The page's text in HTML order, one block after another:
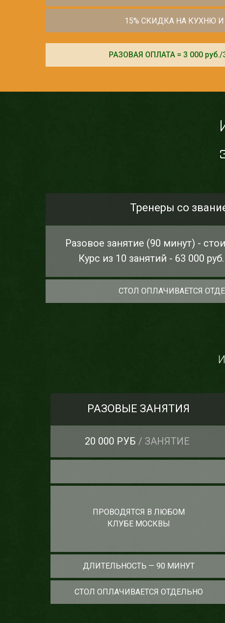
15% СКИДКА НА КУХНЮ
РАЗОВАЯ ОПЛАТА = 3 000
РАЗОВЫЕ ЗАНЯТИЯ
20 000 РУБ / ЗАНЯТИЕ
ПРОВОДЯТСЯ В ЛЮБОМ
КЛУБЕ МОСКВЫ
ДЛИТЕЛЬНОСТЬ — 90 МИНУТ
Тренеры со
Разовое занятие (90 минут) -
Курс из 10 занятий - 63 000
СТОЛ ОПЛАЧИВАЕТСЯ
СТОЛ ОПЛАЧИВАЕТСЯ ОТДЕЛЬНО